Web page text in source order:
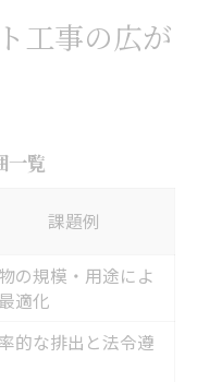
工事の広が
一覧
課題例
の規模・用途によ
適化
的な排出と法令遵